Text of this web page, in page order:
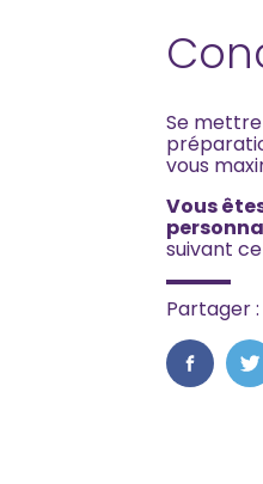
Se
vous
Vous
suivant
Partager :